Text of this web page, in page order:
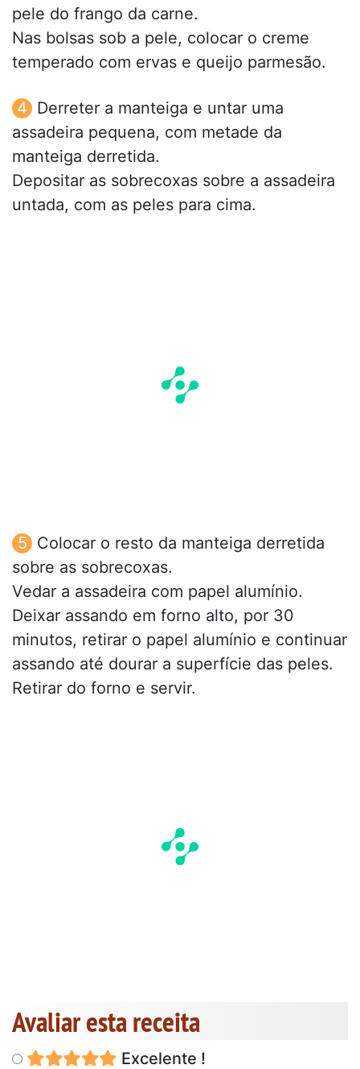
pele do frango da carne.
Nas bolsas sob a pele, colocar o creme
temperado com ervas e queijo parmesão.
Derreter a manteiga e untar uma
assadeira pequena, com metade da
manteiga derretida.
Depositar as sobrecoxas sobre a assadeira
untada, com as peles para cima.
Colocar o resto da manteiga derretida
sobre as sobrecoxas.
Vedar a assadeira com papel alumínio.
Deixar assando em forno alto, por 30
minutos, retirar o papel alumínio e continuar
assando até dourar a superfície das peles.
Retirar do forno e servir.
Avaliar esta receita
Excelente !